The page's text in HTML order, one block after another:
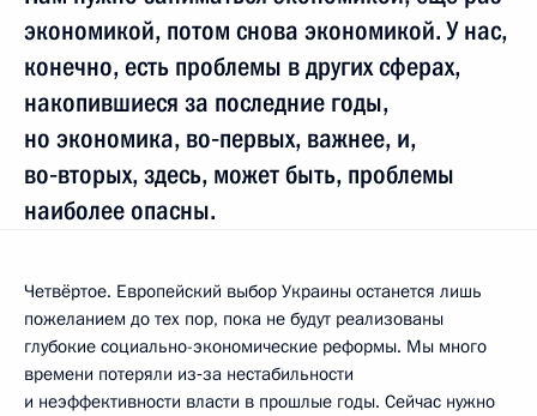
экономикой, потом снова экономикой. У нас,
конечно, есть проблемы в других сферах,
накопившиеся за последние годы,
но экономика, во‑первых, важнее, и,
во‑вторых, здесь, может быть, проблемы
наиболее опасны.
Четвёртое. Европейский выбор Украины останется лишь
пожеланием до тех пор, пока не будут реализованы
глубокие социально-экономические реформы. Мы много
времени потеряли из‑за нестабильности
и неэффективности власти в прошлые годы. Сейчас нужно